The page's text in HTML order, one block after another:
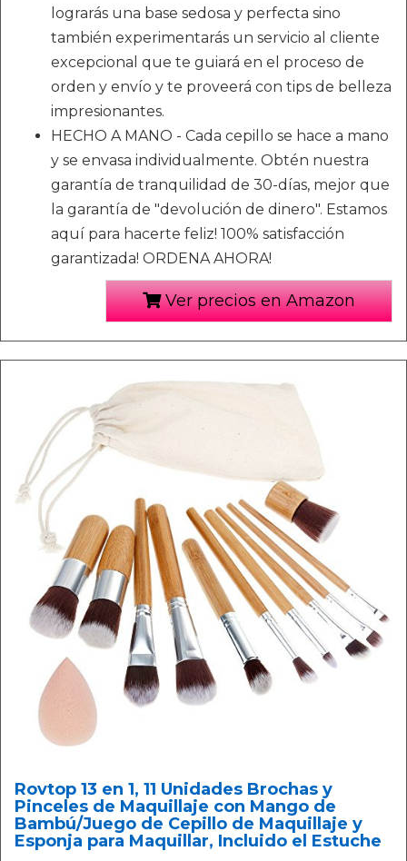
lograrás una base sedosa y perfecta sino
también experimentarás un servicio al cliente
excepcional que te guiará en el proceso de
orden y envío y te proveerá con tips de belleza
impresionantes.
HECHO A MANO - Cada cepillo se hace a mano
y se envasa individualmente. Obtén nuestra
garantía de tranquilidad de 30-días, mejor que
la garantía de "devolución de dinero". Estamos
aquí para hacerte feliz! 100% satisfacción
garantizada! ORDENA AHORA!
Ver precios en Amazon
Rovtop 13 en 1, 11 Unidades Brochas y
Pinceles de Maquillaje con Mango de
Bambú/Juego de Cepillo de Maquillaje y
Esponja para Maquillar, Incluido el Estuche